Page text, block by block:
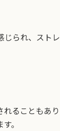
じられ、スト
れることもあ
。